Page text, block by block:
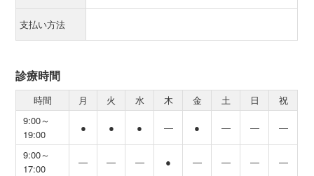
支払い方法
診療時間
時間 月 火 水 木 金 土 日
祝
9:00～
19:00
● ● ● ― ● ― ― ―
9:00～
17:00
― ― ― ● ― ― ― ―